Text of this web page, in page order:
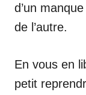
d’un
de l’autre.
En vous en
petit